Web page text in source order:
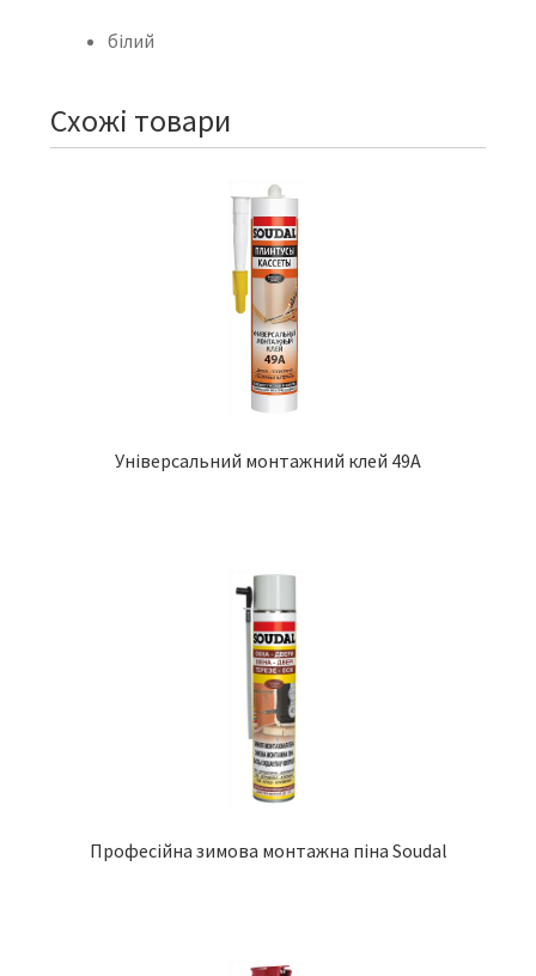
білий
Схожі товари
Універсальний монтажний клей 49A
Професійна зимова монтажна піна Soudal